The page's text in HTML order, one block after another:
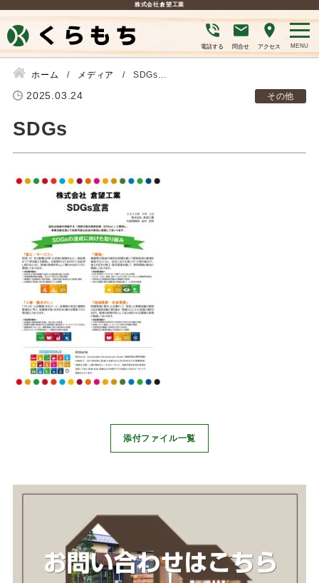
株式会社倉望工業
電話する 問合せ アクセス
ホーム メディア SDGs...
2025.03.24 その他
SDGs
添付ファイル一覧